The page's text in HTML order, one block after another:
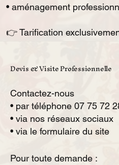
• aménagement
👉 Tarification
Devis & Visite Professionnelle
Contactez-nous
• par téléphone 07 75 72
• via nos réseaux sociaux
• via le formulaire du site
Pour toute demande :